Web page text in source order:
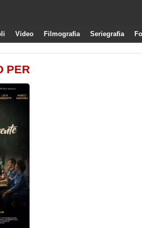
Video Filmografia Seriegrafia
PER